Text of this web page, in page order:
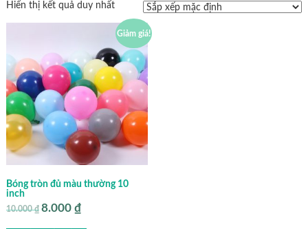
Hiển thị kết quả duy nhất
Giảm giá!
Bóng tròn đủ màu thường 10
inch
10.000₫ Giá
là:
8.000 ₫Giá
tại